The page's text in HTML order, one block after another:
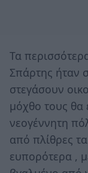
Τα
Σπάρτης ήταν
στεγάσουν
μόχθο τους θα
νεογέννητη
από πλίθρες
ευπορότερα ,